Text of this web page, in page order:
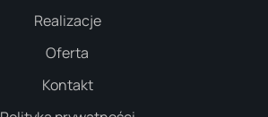
Realizacje
Oferta
Kontakt